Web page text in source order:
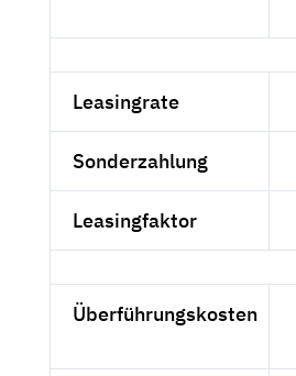
Leasingrate
Sonderzahlung
Leasingfaktor
Überführungskosten